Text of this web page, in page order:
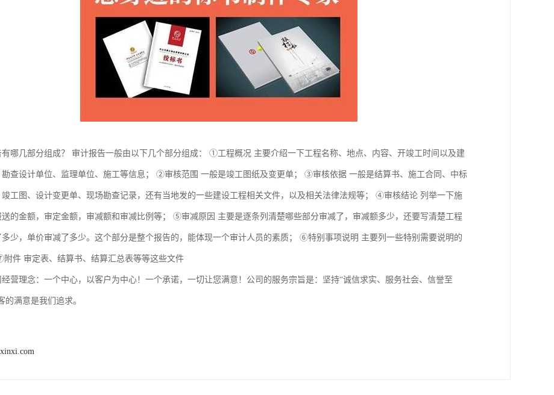
有哪几部分组成？ 审计报告一般由以下几个部分组成： ①工程概况 主要介绍一下工程名称、地点、内容、开竣工时间以及建
勘查设计单位、监理单位、施工等信息； ②审核范围 一般是竣工图纸及变更单； ③审核依据 一般是结算书、施工合同、中标
竣工图、设计变更单、现场勘查记录，还有当地发的一些建设工程相关文件，以及相关法律法规等； ④审核结论 列举一下施
送的金额，审定金额，审减额和审减比例等； ⑤审减原因 主要是逐条列清楚哪些部分审减了，审减额多少，还要写清楚工程
少，单价审减了多少。这个部分是整个报告的，能体现一个审计人员的素质； ⑥特别事项说明 主要列一些特别需要说明的
件 审定表、结算书、结算汇总表等等这些文件
营理念：一个中心，以客户为中心！一个承诺，一切让您满意！公司的服务宗旨是：坚持“诚信求实、服务社会、信誉至
的满意是我们追求。